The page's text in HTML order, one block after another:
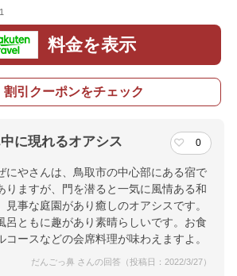
料金を表示
割引クーポンをチェック
に現れるオアシス 0
にやさんは、鳥取市の中心部にある宿で
りますが、門を潜ると一気に風情ある和
見事な庭園があり癒しのオアシスです。
呂ともに趣があり素晴らしいです。お食
コースなどの会席料理が味わえますよ。
だんごっ鼻 さんの回答（投稿日：2022/3/27）